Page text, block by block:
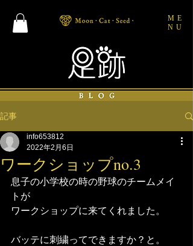
ME
NU
記事
ワークショップno.3
info653812
2022年2月6日
息子の小学校の時の野球のチームメイ
トが
ワークショップに来てくれました。
バッテに刺繍ってできますか？と。